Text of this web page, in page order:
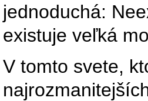
jednoduchá:
existuje veľká
V tomto svete,